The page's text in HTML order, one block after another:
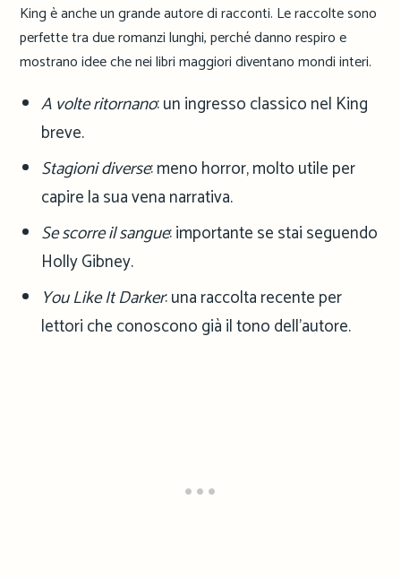
King è anche un grande autore di racconti. Le raccolte sono
perfette tra due romanzi lunghi, perché danno respiro e
mostrano idee che nei libri maggiori diventano mondi interi.
A volte ritornano: un ingresso classico nel King
breve.
Stagioni diverse: meno horror, molto utile per
capire la sua vena narrativa.
Se scorre il sangue: importante se stai seguendo
Holly Gibney.
You Like It Darker: una raccolta recente per
lettori che conoscono già il tono dell’autore.